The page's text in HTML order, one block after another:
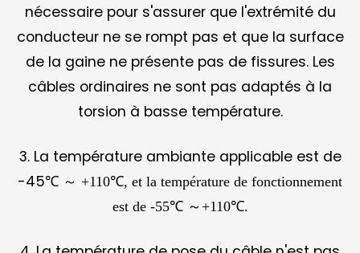
nécessaire pour s'assurer que l'extrémité du
conducteur ne se rompt pas et que la surface
de la gaine ne présente pas de fissures. Les
câbles ordinaires ne sont pas adaptés à la
torsion à basse température.
3. La température ambiante applicable est de
-45℃ ～ +110℃, et la température de fonctionnement
est de -55℃ ～ +110℃.